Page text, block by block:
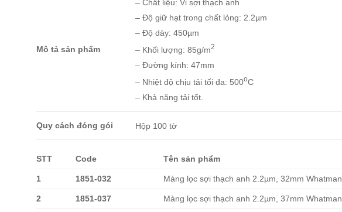
Mô tả sản phẩm
– Chất liệu: Vi sợi thạch anh
– Độ giữ hạt trong chất lỏng: 2.2µm
– Độ dày: 450µm
– Khối lượng: 85g/m2
– Đường kính: 47mm
– Nhiệt độ chịu tải tối đa: 500oC
– Khả năng tải tốt.
Quy cách đóng gói Hộp 100 tờ
STT Code Tên sản phẩm
1 1851-032 Màng lọc sợi thạch anh 2.2µm, 32mm Whatman
2 1851-037 Màng lọc sợi thạch anh 2.2µm, 37mm Whatman